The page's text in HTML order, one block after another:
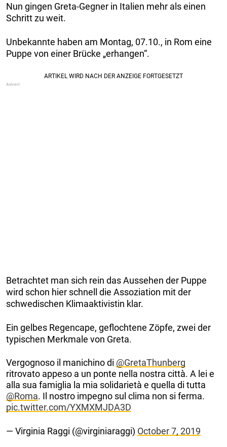
Nun gingen Greta-Gegner in Italien mehr als einen
Schritt zu weit.
Unbekannte haben am Montag, 07.10., in Rom eine
Puppe von einer Brücke „erhangen“.
Betrachtet man sich rein das Aussehen der Puppe
wird schon hier schnell die Assoziation mit der
schwedischen Klimaaktivistin klar.
Ein gelbes Regencape, geflochtene Zöpfe, zwei der
typischen Merkmale von Greta.
Vergognoso il manichino di @GretaThunberg
ritrovato appeso a un ponte nella nostra città. A lei e
alla sua famiglia la mia solidarietà e quella di tutta
@Roma. Il nostro impegno sul clima non si ferma.
pic.twitter.com/YXMXMJDA3D
— Virginia Raggi (@virginiaraggi) October 7, 2019